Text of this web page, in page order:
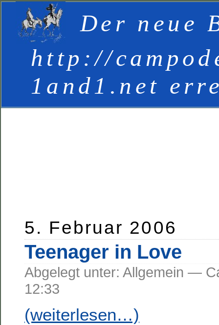
Der neue
http://
1and1.net
5. Februar 2006
Teenager in Love
Abgelegt unter: Allgemein —
12:33
(weiterlesen…)